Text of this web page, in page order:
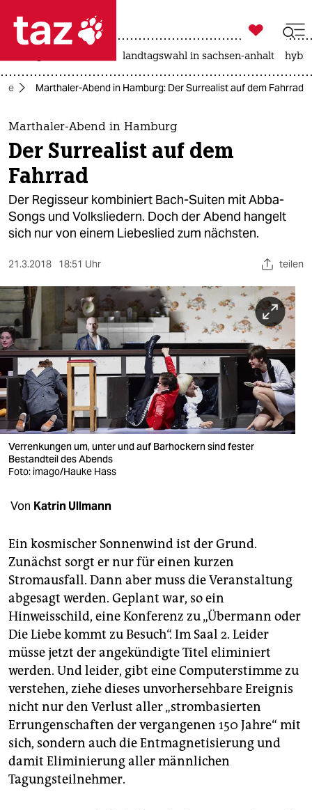
 taz zahl ich
taz zahl ich
themen
politik
öko
gesellschaft
sport
berlin
nord
wahrheit
verlag
verlag
veranstaltungen
unterstützen
abo
genossenschaft
epaper login

taz zahl ich
landtagswahl in sachsen-anhalt
Marthaler-Abend in Hamburg: Der Surrealist auf dem Fahrrad
Marthaler-Abend in Hamburg
Der Surrealist auf dem
Fahrrad
Der Regisseur kombiniert Bach-Suiten mit Abba-
Songs und Volksliedern. Doch der Abend hangelt
sich nur von einem Liebeslied zum nächsten.
21.3.2018 18:51 Uhr teilen
Verrenkungen um, unter und auf Barhockern sind fester
Bestandteil des Abends
Foto: imago/Hauke Hass
Von Katrin Ullmann
Ein kosmischer Sonnenwind ist der Grund.
Zunächst sorgt er nur für einen kurzen
Stromausfall. Dann aber muss die Veranstaltung
abgesagt werden. Geplant war, so ein
Hinweisschild, eine Konferenz zu „Übermann oder
Die Liebe kommt zu Besuch“. Im Saal 2. Leider
müsse jetzt der angekündigte Titel eliminiert
werden. Und leider, gibt eine Computerstimme zu
verstehen, ziehe dieses unvorhersehbare Ereignis
nicht nur den Verlust aller „strombasierten
Errungenschaften der vergangenen 150 Jahre“ mit
sich, sondern auch die Entmagnetisierung und
damit Eliminierung aller männlichen
Tagungsteilnehmer.